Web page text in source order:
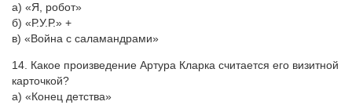
а) «Я, робот»
б) «Р.У.Р.» +
в) «Война с саламандрами»
14. Какое произведение Артура Кларка считается его визитной
карточкой?
а) «Конец детства»